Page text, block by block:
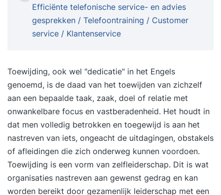
begrijpen en eventueel beter te sturen. U krijgt
inzicht in geldende theorieën en opvattingen.
Daarnaast leert u de theorie toepassen met
aan oefeningen op basis van een case. Door het
maken en bespreken van de oefeningen kunt u
voor uzelf bepalen of u de theorie goed begrijpt.
Deze cursus is onderdeel van de cursus Business
Intelligence & Data Warehouse Concepten. Bent u
geïnteresseerd in de wijze waarop u ontwerpen
moet maken van Data Warehouses
(stermodelleren) en welke technieken u ter
beschikking staan? Schrijf u dan in voor de
cursus Business Intelligence & Data Warehouse
Efficiënte telefonische service- en advies
gesprekken / Telefoontraining / Customer
service / Klantenservice
Toewijding, ook wel "dedicatie" in het Engels
genoemd, is de daad van het toewijden van zichzelf
aan een bepaalde taak, zaak, doel of relatie met
onwankelbare focus en vastberadenheid. Het houdt in
dat men volledig betrokken en toegewijd is aan het
nastreven van iets, ongeacht de uitdagingen, obstakels
of afleidingen die zich onderweg kunnen voordoen.
Toewijding is een vorm van zelfleiderschap. Dit is wat
organisaties nastreven aan gewenst gedrag en kan
worden bereikt door gezamenlijk leiderschap met een